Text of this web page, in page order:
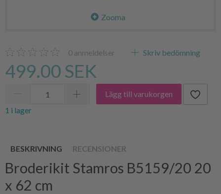
Zooma
0 anmeldelser Skriv bedömning
499.00 SEK
Lägg till varukorgen
1 i lager
BESKRIVNING RECENSIONER
Broderikit Stamros B5159/20 20
x 62 cm